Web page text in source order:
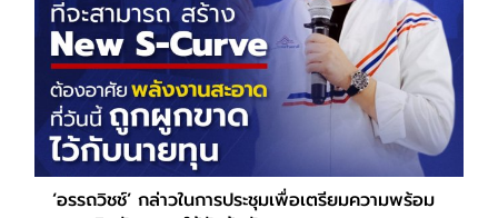
‘อรรถวิชช์’ กล่าวในการประชุมเพื่อเตรียมความพร้อม